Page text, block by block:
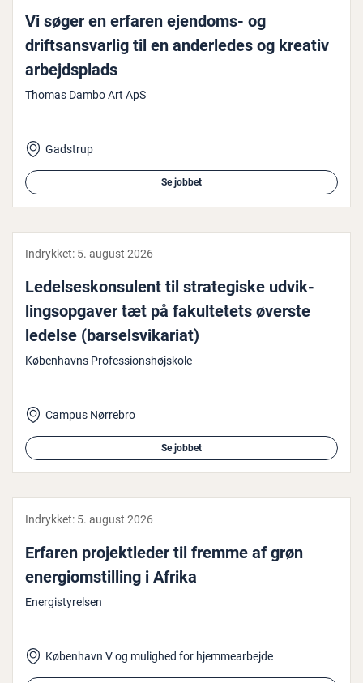
Vi søger en erfaren ejendoms- og
driftsansvar­lig til en an­der­le­des og kreativ
ar­bejds­plads
Thomas Dambo Art ApS
Gadstrup
Se jobbet
Indrykket: 5. august 2026
Le­del­ses­kon­su­lent til stra­te­gi­ske ud­vik­
lings­op­ga­ver tæt på faku­l­te­tets øverste
ledelse (bar­selsvi­ka­ri­at)
Københavns Professionshøjskole
Campus Nørrebro
Se jobbet
Indrykket: 5. august 2026
Erfaren pro­jekt­le­der til fremme af grøn
ener­giomstil­ling i Afrika
Energistyrelsen
København V og mulighed for hjemmearbejde